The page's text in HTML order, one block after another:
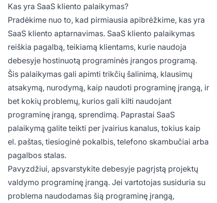
Kas yra SaaS kliento palaikymas?
Pradėkime nuo to, kad pirmiausia apibrėžkime, kas yra
SaaS kliento aptarnavimas. SaaS kliento palaikymas
reiškia pagalbą, teikiamą klientams, kurie naudoja
debesyje hostinuotą programinės įrangos programą.
Šis palaikymas gali apimti trikčių šalinimą, klausimų
atsakymą, nurodymą, kaip naudoti programinę įrangą, ir
bet kokių problemų, kurios gali kilti naudojant
programinę įrangą, sprendimą. Paprastai SaaS
palaikymą galite teikti per įvairius kanalus, tokius kaip
el. paštas, tiesioginė pokalbis, telefono skambučiai arba
pagalbos stalas.
Pavyzdžiui, apsvarstykite debesyje pagrįstą projektų
valdymo programinę įrangą. Jei vartotojas susiduria su
problema naudodamas šią programinę įrangą,